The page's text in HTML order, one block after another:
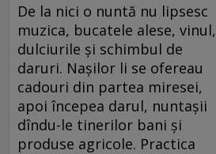
De la nici o nuntă nu lipsesc
muzica, bucatele alese, vinul,
dulciurile şi schimbul de
daruri. Naşilor li se ofereau
cadouri din partea miresei,
apoi începea darul, nuntaşii
dîndu-le tinerilor bani şi
produse agricole. Practica